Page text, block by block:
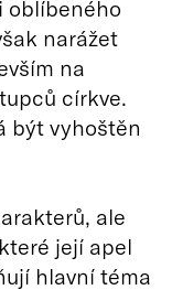
oblíbeného
narážet
na
církve.
být vyhoštěn
ale
její apel
hlavní téma